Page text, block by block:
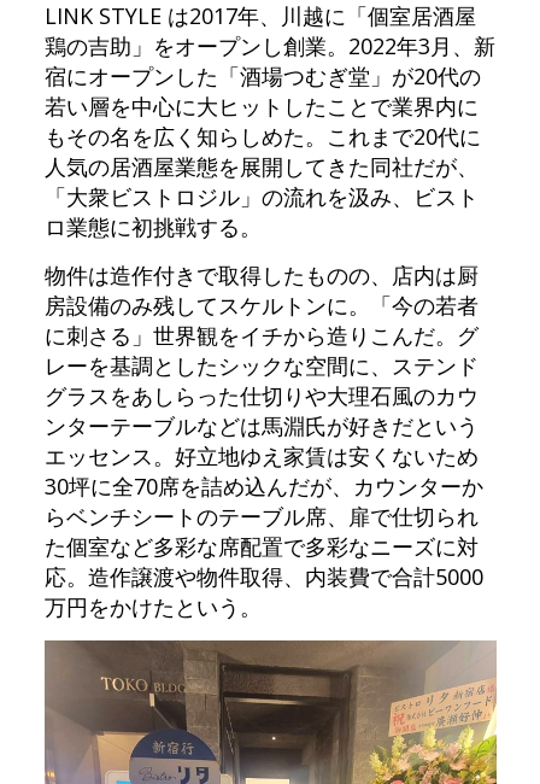
LINK STYLE は2017年、川越に「個室居酒屋
鶏の吉助」をオープンし創業。2022年3月、新
宿にオープンした「酒場つむぎ堂」が20代の
若い層を中心に大ヒットしたことで業界内に
もその名を広く知らしめた。これまで20代に
人気の居酒屋業態を展開してきた同社だが、
「大衆ビストロジル」の流れを汲み、ビスト
ロ業態に初挑戦する。
物件は造作付きで取得したものの、店内は厨
房設備のみ残してスケルトンに。「今の若者
に刺さる」世界観をイチから造りこんだ。グ
レーを基調としたシックな空間に、ステンド
グラスをあしらった仕切りや大理石風のカウ
ンターテーブルなどは馬淵氏が好きだという
エッセンス。好立地ゆえ家賃は安くないため
30坪に全70席を詰め込んだが、カウンターか
らベンチシートのテーブル席、扉で仕切られ
た個室など多彩な席配置で多彩なニーズに対
応。造作譲渡や物件取得、内装費で合計5000
万円をかけたという。